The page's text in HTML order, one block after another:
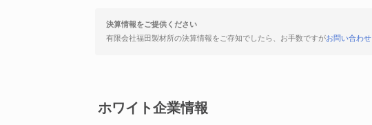
決算情報をご提供ください
有限会社福田製材所の決算情報をご存知でしたら、お手数ですがお問い合わせ
ホワイト企業情報